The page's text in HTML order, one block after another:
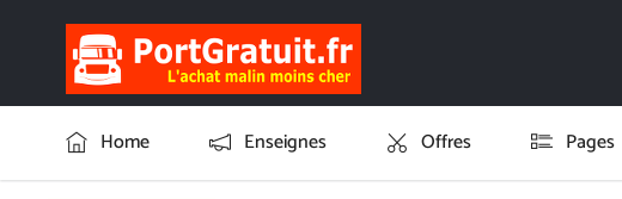
Home Enseignes Offres Pages